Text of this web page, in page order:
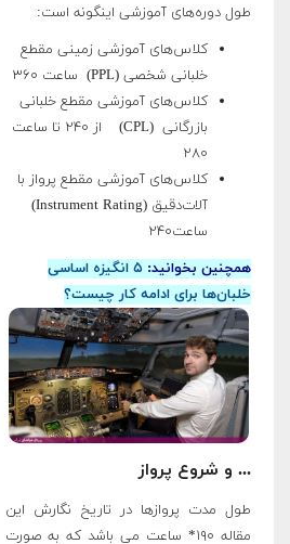
طول دوره‌های آموزشی اینگونه است:
کلاس‌های آموزشی زمینی مقطع
خلبانی شخصی (PPL) ساعت ۳۶۰
کلاس‌های آموزشی مقطع خلبانی
بازرگانی (CPL) از ۲۴۰ تا ساعت
۲۸۰
کلاس‌های آموزشی مقطع پرواز با
آلات‌دقیق (Instrument Rating)
ساعت۲۴۰
همچنین بخوانید:
۵ انگیزه اساسی
خلبان‌ها برای ادامه کار چیست؟
... و شروع پرواز
طول مدت پروازها در تاریخ نگارش این
مقاله ۱۹۰* ساعت می باشد که به صورت